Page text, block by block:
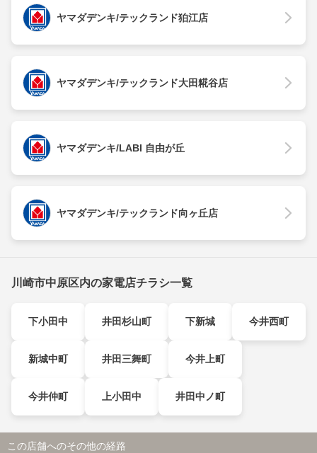
ヤマダデンキ/テックランド狛江店
ヤマダデンキ/テックランド大田糀谷店
ヤマダデンキ/LABI 自由が丘
ヤマダデンキ/テックランド向ヶ丘店
川崎市中原区内の家電店チラシ一覧
下小田中 井田杉山町 下新城 今井西町
新城中町 井田三舞町 今井上町
今井仲町 上小田中 井田中ノ町
この店舗へのその他の経路